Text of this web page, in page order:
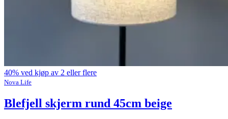
40% ved kjøp av 2 eller flere
Nova Life
Blefjell skjerm rund 45cm beige